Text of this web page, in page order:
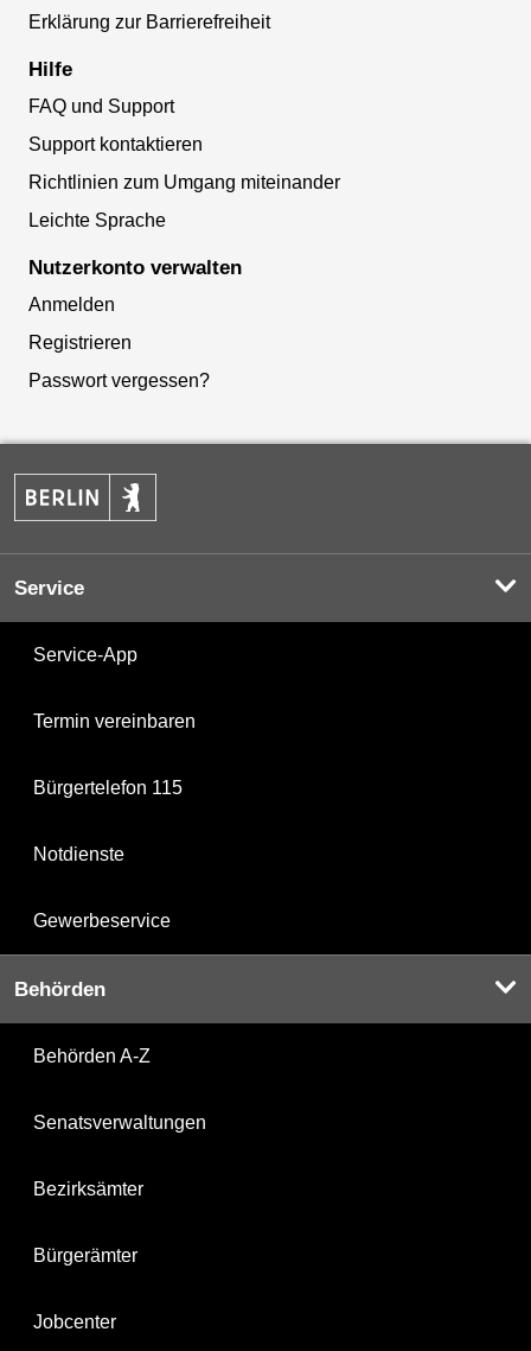
Erklärung zur Barrierefreiheit
Hilfe
FAQ und Support
Support kontaktieren
Richtlinien zum Umgang miteinander
Leichte Sprache
Nutzerkonto verwalten
Anmelden
Registrieren
Passwort vergessen?
Service
Service-App
Termin vereinbaren
Bürgertelefon 115
Notdienste
Gewerbeservice
Behörden
Behörden A-Z
Senatsverwaltungen
Bezirksämter
Bürgerämter
Jobcenter